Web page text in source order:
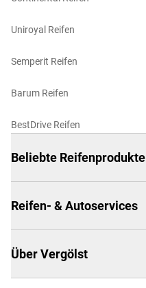
Uniroyal Reifen
Semperit Reifen
Barum Reifen
BestDrive Reifen
Beliebte Reifenprodukte
Reifen- & Autoservices
Über Vergölst